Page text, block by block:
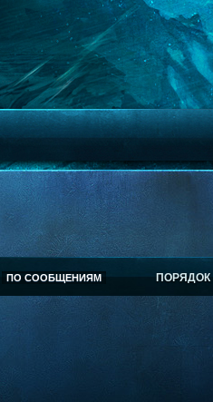
ПО СООБЩЕНИЯМ ПОРЯДОК